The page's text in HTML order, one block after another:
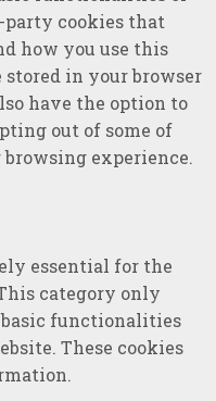
party cookies that
how you use this
in your browser
have the option to
out of some of
experience.
essential for the
category only
functionalities
These cookies